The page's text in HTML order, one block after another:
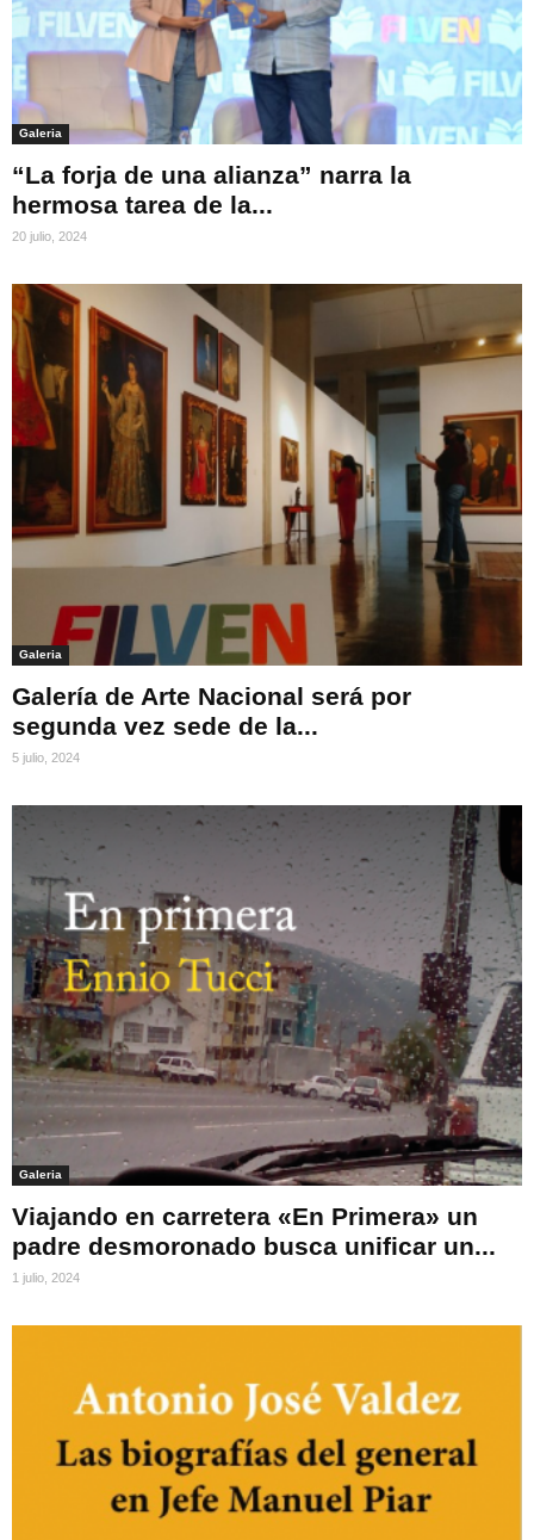
Galeria
“La forja de una alianza” narra la
hermosa tarea de la...
20 julio, 2024
Galeria
Galería de Arte Nacional será por
segunda vez sede de la...
5 julio, 2024
Galeria
Viajando en carretera «En Primera» un
padre desmoronado busca unificar un...
1 julio, 2024